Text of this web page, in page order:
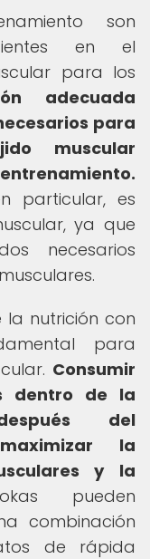
son
en el
para los
adecuada
para
muscular
particular, es
ya que
necesarios
la nutrición con
para
Consumir
dentro de la
del
la
y la
pueden
combinación
de rápida